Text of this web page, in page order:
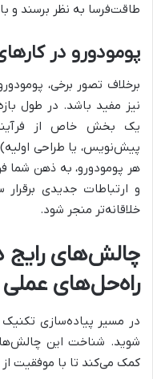
طاقت‌فرسا به نظر برسند و
پومودورو در
برخلاف تصور برخی،
یک بخش خاص از فرآیند
پیش‌نویس، یا طراحی
هر پومودورو، به ذهن شما
و ارتباطات جدیدی برقرار
خلاقانه‌تر منجر شود.
چالش‌های رایج
راه‌حل‌های عملی
در مسیر پیاده‌سازی تکنیک
شوید. شناخت این چالش‌ها
کمک می‌کند تا با موفقیت